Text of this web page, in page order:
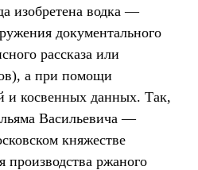
изобретена водка —
документального
рассказа или
а при помощи
и косвенных данных. Так,
Васильевича —
княжестве
производства ржаного